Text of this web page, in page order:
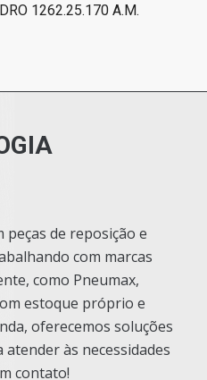
1262.25.170 A.M.
peças de reposição e
com marcas
como Pneumax,
estoque próprio e
oferecemos soluções
às necessidades
contato!